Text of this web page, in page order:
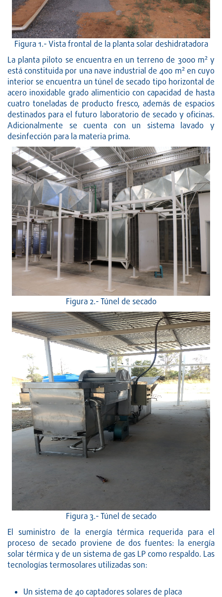
Figura 1.- Vista frontal de la planta solar deshidratadora
La planta piloto se encuentra en un terreno de 3000 m2y
está constituida por una nave industrial de 400 m2en cuyo
interior se encuentra un túnel de secado tipo horizontal de
acero inoxidable grado alimenticio con capacidad de hasta
cuatro toneladas de producto fresco, además de espacios
destinados para el futuro laboratorio de secado y oficinas.
Adicionalmente se cuenta con un sistema lavado y
desinfección para la materia prima.
Figura 2.- Túnel de secado
Figura 3.- Túnel de secado
El suministro de la energía térmica requerida para el
proceso de secado proviene de dos fuentes: la energía
solar térmica y de un sistema de gas LP como respaldo. Las
tecnologías termosolares utilizadas son:
Un sistema de 40 captadores solares de placa